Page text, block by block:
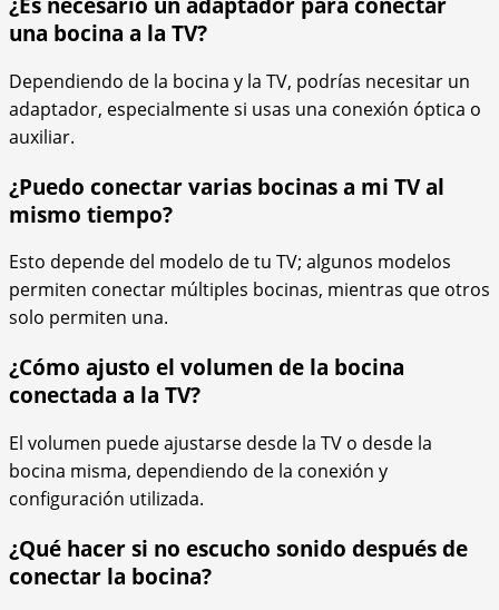
una bocina a la TV?
Dependiendo de la bocina y la TV, podrías necesitar un
adaptador, especialmente si usas una conexión óptica o
auxiliar.
¿Puedo conectar varias bocinas a mi TV al
mismo tiempo?
Esto depende del modelo de tu TV; algunos modelos
permiten conectar múltiples bocinas, mientras que otros
solo permiten una.
¿Cómo ajusto el volumen de la bocina
conectada a la TV?
El volumen puede ajustarse desde la TV o desde la
bocina misma, dependiendo de la conexión y
configuración utilizada.
¿Qué hacer si no escucho sonido después de
conectar la bocina?